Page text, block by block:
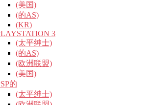
(美国)
(的AS)
(KR)
3
(太平绅士)
(的AS)
(欧洲联盟)
(美国)
的
(太平绅士)